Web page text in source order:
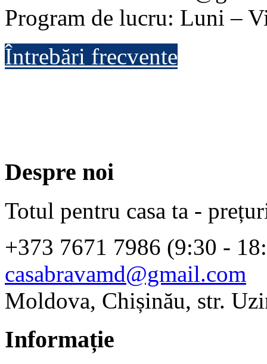
Program de lucru: Luni –
Întrebări frecvente
Despre noi
Totul pentru casa ta -
+373 7671 7986 (9:30 -
casabravamd@gmail.com
Moldova, Chișinău, str.
Informație